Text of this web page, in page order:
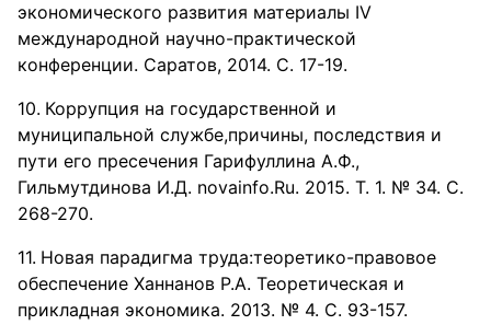
экономического развития материалы IV
международной научно-практической
конференции. Саратов, 2014. С. 17-19.
Коррупция на государственной и
муниципальной службе,причины, последствия и
пути его пресечения Гарифуллина А.Ф.,
Гильмутдинова И.Д. novainfo.Ru. 2015. Т. 1. № 34. С.
268-270.
Новая парадигма труда:теоретико-правовое
обеспечение Ханнанов Р.А. Теоретическая и
прикладная экономика. 2013. № 4. С. 93-157.